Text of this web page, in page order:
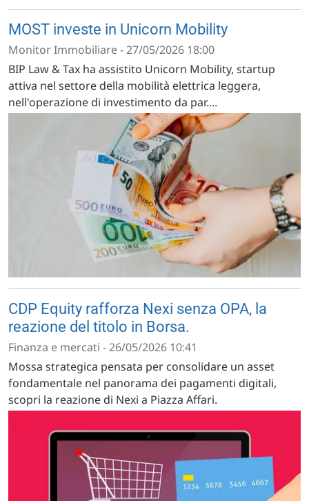
MOST investe in Unicorn Mobility
Monitor Immobiliare - 27/05/2026 18:00
BIP Law & Tax ha assistito Unicorn Mobility, startup
attiva nel settore della mobilità elettrica leggera,
nell'operazione di investimento da par....
CDP Equity rafforza Nexi senza OPA, la
reazione del titolo in Borsa.
Finanza e mercati - 26/05/2026 10:41
Mossa strategica pensata per consolidare un asset
fondamentale nel panorama dei pagamenti digitali,
scopri la reazione di Nexi a Piazza Affari.